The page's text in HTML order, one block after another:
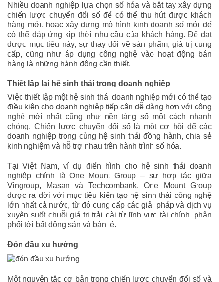
Nhiều doanh nghiệp lựa chọn số hóa và bắt tay xây dựng
chiến lược chuyển đổi số để có thể thu hút được khách
hàng mới, hoặc xây dựng mô hình kinh doanh số mới để
có thể đáp ứng kịp thời nhu cầu của khách hàng. Để đạt
được mục tiêu này, sự thay đổi về sản phẩm, giá trị cung
cấp, cũng như áp dụng công nghệ vào hoạt động bán
hàng là những hành động cần thiết.
Thiết lập lại hệ sinh thái trong doanh nghiệp
Việc thiết lập một hệ sinh thái doanh nghiệp mới có thể tạo
điều kiện cho doanh nghiệp tiếp cận dễ dàng hơn với công
nghệ mới nhất cũng như nền tảng số một cách nhanh
chóng. Chiến lược chuyển đổi số là một cơ hội để các
doanh nghiệp trong cùng hệ sinh thái đồng hành, chia sẻ
kinh nghiệm và hỗ trợ nhau trên hành trình số hóa.
Tại Việt Nam, ví dụ điển hình cho hệ sinh thái doanh
nghiệp chính là One Mount Group – sự hợp tác giữa
Vingroup, Masan và Techcombank. One Mount Group
được ra đời với mục tiêu kiến tạo hệ sinh thái công nghệ
lớn nhất cả nước, từ đó cung cấp các giải pháp và dịch vụ
xuyên suốt chuỗi giá trị trải dài từ lĩnh vực tài chính, phân
phối tới bất động sản và bán lẻ.
Đón đầu xu hướng
Một nguyên tắc cơ bản trong chiến lược chuyển đổi số và